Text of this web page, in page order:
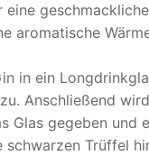
aromatische
in ein
Anschließend
Glas gegeben und
schwarzen Trüffel